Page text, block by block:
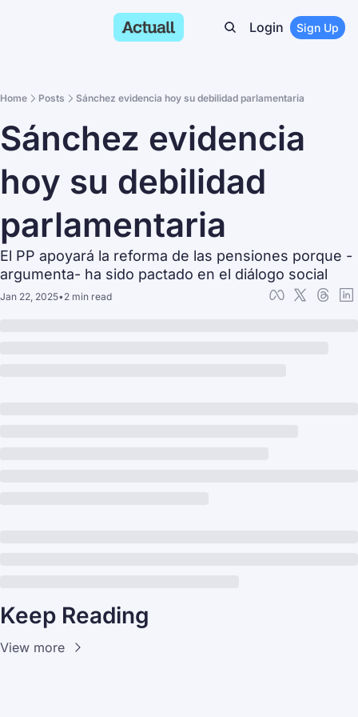
Login Sign Up
Home Posts Sánchez evidencia hoy su debilidad parlamentaria
Sánchez evidencia
hoy su debilidad
parlamentaria
El PP apoyará la reforma de las pensiones porque -
argumenta- ha sido pactado en el diálogo social
Jan 22, 2025•2 min read
Keep Reading
View more